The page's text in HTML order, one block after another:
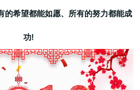
的希望都能如愿、所有的努力都能成
功!